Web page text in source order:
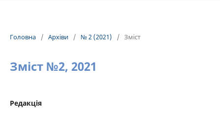
Головна / Архіви / № 2 (2021) / Зміст
Зміст №2, 2021
Редакція